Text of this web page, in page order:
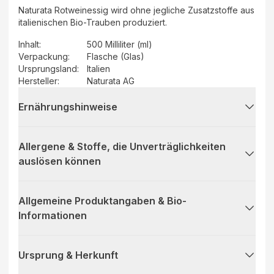
Naturata Rotweinessig wird ohne jegliche Zusatzstoffe aus
italienischen Bio-Trauben produziert.
Inhalt:
500 Milliliter (ml)
Verpackung:
Flasche (Glas)
Ursprungsland:
Italien
Hersteller: Naturata AG
Ernährungshinweise
Allergene & Stoffe, die Unverträglichkeiten
auslösen können
Allgemeine Produktangaben & Bio-
Informationen
Ursprung & Herkunft